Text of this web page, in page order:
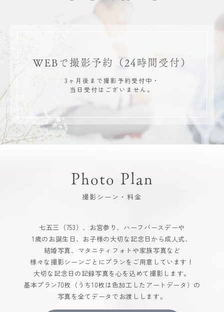
WEBで撮影予約 （24時間受付）
3ヶ月後まで撮影予約受付中・
当日受付はございません。
Photo Plan
撮影シーン・料金
七五三（753）、お宮参り、ハーフバースデーや
1歳のお誕生日、お子様の大切な記念日から成人式、
結婚写真、マタニティフォトや家族写真など
様々な撮影シーンごとにプランをご用意しています！
大切な記念日の記録写真を心を込めて撮影します。
基本プラン70枚（うち10枚は色加工したアートデータ）の
写真を全てデータでお渡しします。